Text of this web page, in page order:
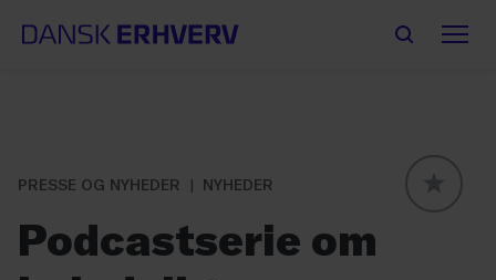
PRESSE OG NYHEDER
NYHEDER
Podcastserie om